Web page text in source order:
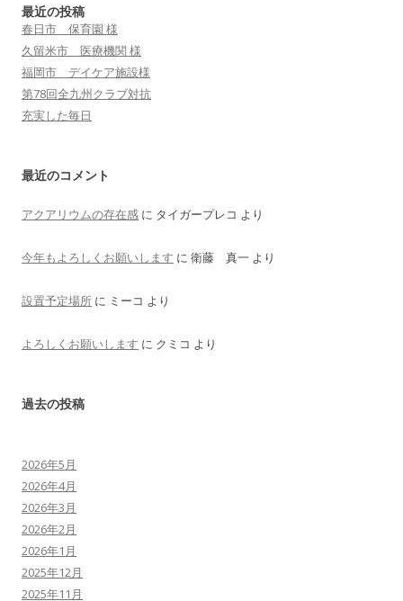
最近の投稿
春日市 保育園 様
久留米市 医療機関 様
福岡市 デイケア施設様
第78回全九州クラブ対抗
充実した毎日
最近のコメント
アクアリウムの存在感 に タイガープレコ より
今年もよろしくお願いします に 衛藤 真一 より
設置予定場所 に ミーコ より
よろしくお願いします に クミコ より
過去の投稿
2026年5月
2026年4月
2026年3月
2026年2月
2026年1月
2025年12月
2025年11月